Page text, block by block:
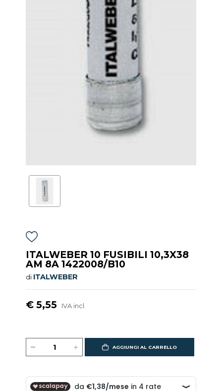
ITALWEBER 10 FUSIBILI 10,3X38
AM 8A 1422008/B10
di ITALWEBER
€ 5,55 IVA incl.
AGGIUNGI AL CARRELLO